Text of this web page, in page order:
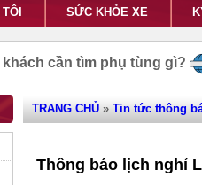
SỨC KHỎE XE
khách cần tìm phụ tùng gì?
TRANG CHỦ » Tin tức thông
Thông báo lịch nghỉ